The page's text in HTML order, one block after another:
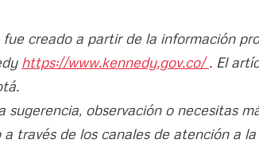
creado a partir de la información
https://www.kennedy.gov.co/. El
sugerencia, observación o necesitas
a través de los canales de atención a